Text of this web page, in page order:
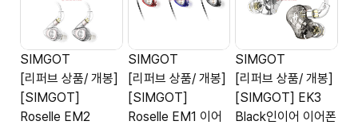
SIMGOT
[리퍼브 상품/ 개봉]
[SIMGOT]
Roselle EM2
SIMGOT
[리퍼브 상품/ 개봉]
[SIMGOT]
Roselle EM1 이어
SIMGOT
[리퍼브 상품/ 개봉]
[SIMGOT] EK3
Black인이어 이어폰